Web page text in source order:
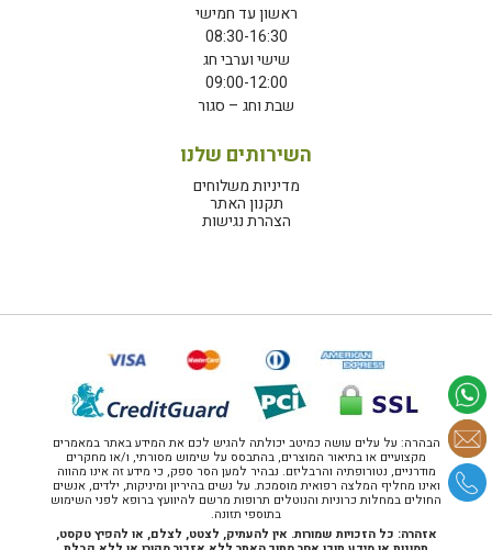
ראשון עד חמישי
08:30-16:30
שישי וערבי חג
09:00-12:00
שבת וחג – סגור
השירותים שלנו
מדיניות משלוחים
תקנון האתר
הצהרת נגישות
הבהרה: על עלים עושה כמיטב יכולתה להגיש לכם את המידע באתר במאמרים
מקצועיים או בתיאור המוצרים, בהתבסס על שימוש מסורתי, ו/או מחקרים
מודרניים, נטורופתיה והרבליזם. נבהיר למען הסר ספק, כי מידע זה אינו מהווה
ואינו מחליף המלצה רפואית מוסמכת. על נשים בהיריון ומיניקות, ילדים, אנשים
החולים במחלות כרוניות והנוטלים תרופות מרשם להיוועץ ברופא לפני השימוש
בתוספי תזונה.
אזהרה: כל הזכויות שמורות. אין להעתיק, לצטט, לצלם, או להפיץ טקסט,